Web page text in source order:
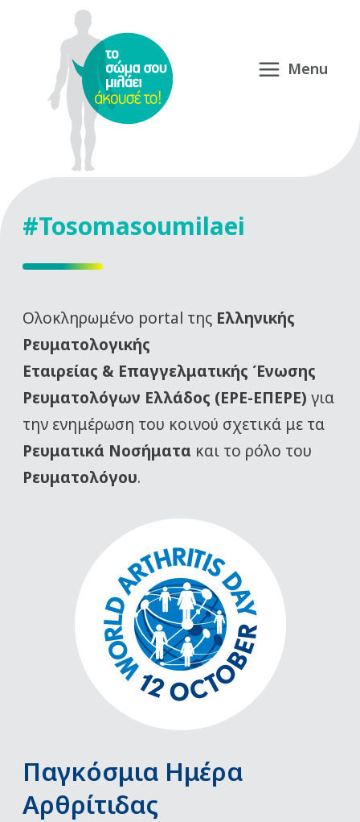
#Tosomasoumilaei
Oλοκληρωμένο portal της Ελληνικής
Ρευματολογικής
Εταιρείας & Επαγγελματικής Ένωσης
Ρευματολόγων Ελλάδος (ΕΡΕ-ΕΠΕΡΕ) για
την ενημέρωση του κοινού σχετικά με τα
Ρευματικά Νοσήματα και το ρόλο του
Ρευματολόγου.
Παγκόσμια Ημέρα
Αρθρίτιδας